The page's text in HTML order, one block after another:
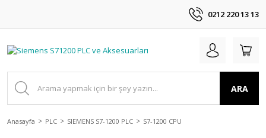
0212 220 13 13
ARA
Anasayfa PLC SIEMENS S7-1200 PLC S7-1200 CPU